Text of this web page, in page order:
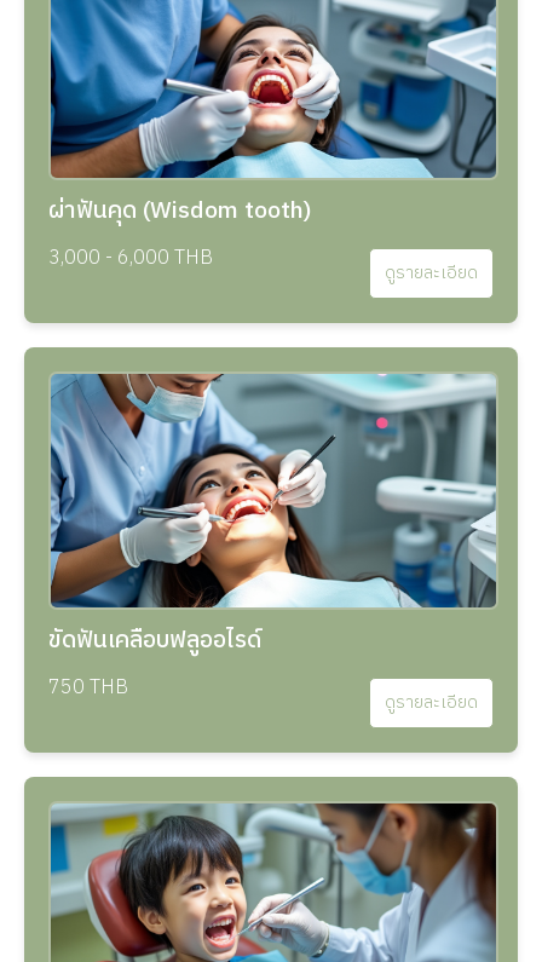
ผ่าฟันคุด (Wisdom tooth)
3,000 - 6,000 THB ดูรายละเอียด
ขัดฟันเคลือบฟลูออไรด์
750 THB ดูรายละเอียด